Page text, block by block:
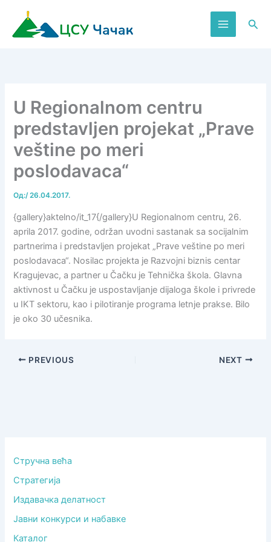
садржај
U Regionalnom centru
predstavljen projekat „Prave
veštine po meri
poslodavaca“
Од:/26.04.2017.
{gallery}aktelno/it_17{/gallery}U Regionalnom centru, 26.
aprila 2017. godine, održan uvodni sastanak sa socijalnim
partnerima i predstavljen projekat „Prave veštine po meri
poslodavaca“. Nosilac projekta je Razvojni biznis centar
Kragujevac, a partner u Čačku je Tehnička škola. Glavna
aktivnost u Čačku je uspostavljanje dijaloga škole i privrede
u IKT sektoru, kao i pilotiranje programa letnje prakse. Bilo
je oko 30 učesnika.
PREVIOUS NEXT
Стручна већа
Стратегија
Издавачка делатност
Јавни конкурси и набавке
Каталог